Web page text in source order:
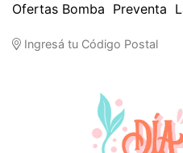
Ofertas Bomba Preventa
Ingresá tu Código Postal
Día de la Madre